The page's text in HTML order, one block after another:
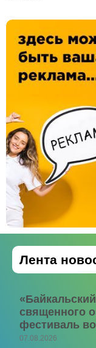
Лента
священного
фестиваль
07.08.2026